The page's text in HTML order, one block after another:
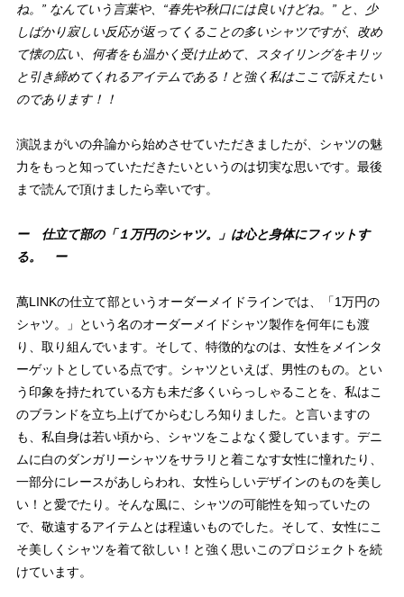
ね。” なんていう言葉や、“春先や秋口には良いけどね。” と、少
しばかり寂しい反応が返ってくることの多いシャツですが、改め
て懐の広い、何者をも温かく受け止めて、スタイリングをキリッ
と引き締めてくれるアイテムである！と強く私はここで訴えたい
のであります！！
演説まがいの弁論から始めさせていただきましたが、シャツの魅
力をもっと知っていただきたいというのは切実な思いです。最後
まで読んで頂けましたら幸いです。
ー 仕立て部の「１万円のシャツ。」は心と身体にフィットす
る。 ー
萬LINKの仕立て部というオーダーメイドラインでは、「1万円の
シャツ。」という名のオーダーメイドシャツ製作を何年にも渡
り、取り組んでいます。そして、特徴的なのは、女性をメインタ
ーゲットとしている点です。シャツといえば、男性のもの。とい
う印象を持たれている方も未だ多くいらっしゃることを、私はこ
のブランドを立ち上げてからむしろ知りました。と言いますの
も、私自身は若い頃から、シャツをこよなく愛しています。デニ
ムに白のダンガリーシャツをサラリと着こなす女性に憧れたり、
一部分にレースがあしらわれ、女性らしいデザインのものを美し
い！と愛でたり。そんな風に、シャツの可能性を知っていたの
で、敬遠するアイテムとは程遠いものでした。そして、女性にこ
そ美しくシャツを着て欲しい！と強く思いこのプロジェクトを続
けています。